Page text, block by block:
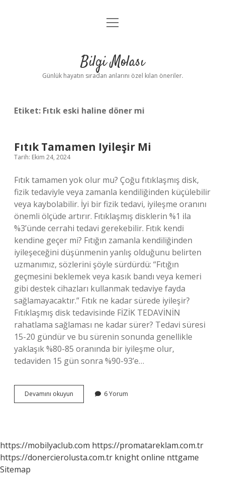
Anasayfa
Yasal Uyarı
menüyü
Bilgi Molası
Günlük hayatın sıradan anlarını özel kılan öneriler.
Etiket: Fıtık eski haline döner mi
Fıtık Tamamen Iyileşir Mi
Tarih: Ekim 24, 2024
Fıtık tamamen yok olur mu? Çoğu fıtıklaşmış disk,
fizik tedaviyle veya zamanla kendiliğinden küçülebilir
veya kaybolabilir. İyi bir fizik tedavi, iyileşme oranını
önemli ölçüde artırır. Fıtıklaşmış disklerin %1 ila
%3’ünde cerrahi tedavi gerekebilir. Fıtık kendi
kendine geçer mi? Fıtığın zamanla kendiliğinden
iyileşeceğini düşünmenin yanlış olduğunu belirten
uzmanımız, sözlerini şöyle sürdürdü: “Fıtığın
geçmesini beklemek veya kasık bandı veya kemeri
gibi destek cihazları kullanmak tedaviye fayda
sağlamayacaktır.” Fıtık ne kadar sürede iyileşir?
Fıtıklaşmış disk tedavisinde FİZİK TEDAVİNİN
rahatlama sağlaması ne kadar sürer? Tedavi süresi
15-20 gündür ve bu sürenin sonunda genellikle
yaklaşık %80-85 oranında bir iyileşme olur,
tedaviden 15 gün sonra %90-93’e…
Devamını okuyun
Tamamen
6 Yorum
https://mobilyaclub.com https://promatareklam.com.tr
https://donercierolusta.com.tr knight online nttgame
Sitemap